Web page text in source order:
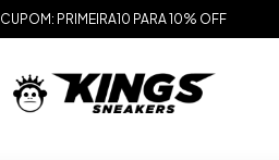
CUPOM: PRIMEIRA10 PARA 10% OFF